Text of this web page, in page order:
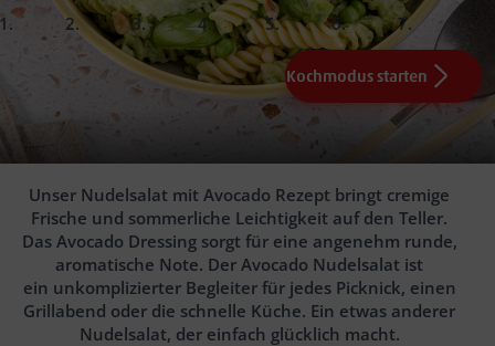
slide
slide
1.
slide
2.
slide
3.
slide
4.
slide
5.
slide
Fertig!
Kochmodus starten
Angeboten der Woche
30
g Erbsen, TK (z.B. Naturgut)
75
Fusilli (z.B. San Fabio)
5 g Pinienkerne (z.B. Simply Sunny)
0,25 Avocado(s)
g Salatmayonnaise (z.B. Würz&Co)
15g Basilikum
Nudelsalat mit Avocado
Unser Nudelsalat mit Avocado Rezept bringt cremige
Frische und sommerliche Leichtigkeit auf den Teller.
Das Avocado Dressing sorgt für eine angenehm runde,
aromatische Note. Der Avocado Nudelsalat ist
ein unkomplizierter Begleiter für jedes Picknick, einen
Grillabend oder die schnelle Küche. Ein etwas anderer
Nudelsalat, der einfach glücklich macht.